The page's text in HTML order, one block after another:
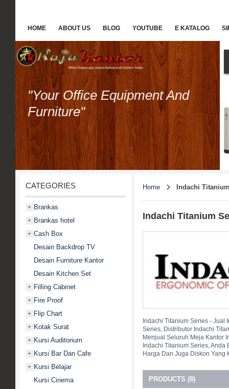
HOME ABOUT US BLOG YOUTUBE E KATALOG
"Your Office Equipment And
Furniture"
CATEGORIES
+ Brankas
+ Brankas hotel
+ Cash Box
Desain Backdrop TV
Desain Furniture Kantor
Desain Kitchen Set
+ Filling Cabinet
+ Fire Proof
+ Flip Chart
+ Kotak Surat
+ Kursi Auditorium
+ Kursi Bar Dan Cafe
+ Kursi Belajar
Kursi Cinema
Home Indachi
Indachi Titanium
Indachi Titanium Series - Jual
Series, Distributor Indachi
Menjual Seluruh Meja Kantor
Indachi Titanium Series,
Harga Dan Juga Diskon Yang
PRODUCTS (8)